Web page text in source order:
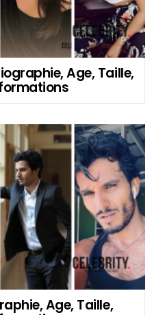
Age, Taille,
Age, Taille,